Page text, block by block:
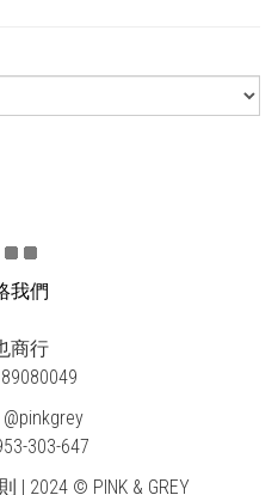
我們
商行
@pinkgrey
303-647
| 2024 © PINK & GREY